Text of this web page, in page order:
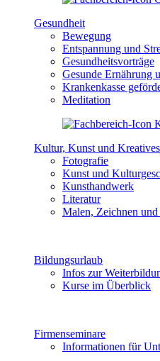
Gesundheit
Bewegung
Entspannung und
Gesundheitsvorträge
Gesunde Ernährung
Krankenkasse
Meditation
Kultur, Kunst und Kreatives
Fotografie
Kunst und
Kunsthandwerk
Literatur
Malen, Zeichnen
Bildungsurlaub
Infos zur
Kurse im Überblick
Firmenseminare
Informationen für